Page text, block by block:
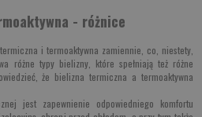
- różnice
i termoaktywna zamiennie, co, niestety,
różne typy bielizny, które spełniają też różne
że bielizna termiczna a termoaktywna
jest zapewnienie odpowiedniego komfortu